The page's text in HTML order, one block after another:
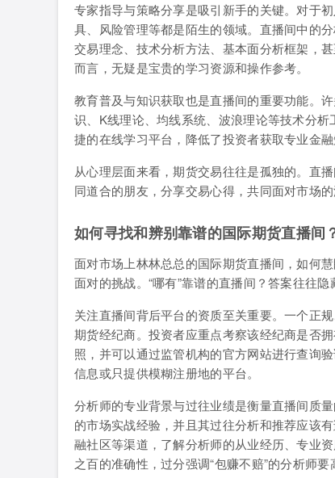
专家指导与策略分享是吸引新手的关键。对于
具、风险管理等都是陌生的领域。直播间中的
交易理念、技术分析方法、基本面分析框架，
而言，无疑是宝贵的学习资源和操作参考。
教育普及与知识获取也是直播间的重要功能。
识、K线理论、均线系统、波浪理论等技术分
捷的在线学习平台，降低了投资者获取专业金融
从心理层面来看，期货交易往往是孤独的。直
同道合的朋友，分享交易心得，共同面对市场
如何寻找和辨别靠谱的国际期货直播间
面对市场上林林总总的国际期货直播间，如何
面对的挑战。“哪有”靠谱的直播间？答案往往隐
关注直播间背后平台的资质至关重要。一个正
期货经纪商。投资者应重点考察该经纪商是否
照，并可以通过监管机构的官方网站进行查询
信息或只提供模糊注册地的平台。
分析师的专业背景与过往业绩是衡量直播间质
的市场实战经验，并且其过往分析和推荐应该
融社区等渠道，了解分析师的从业经历、专业
之百的准确性，过分强调“包赚不赔”的分析师要